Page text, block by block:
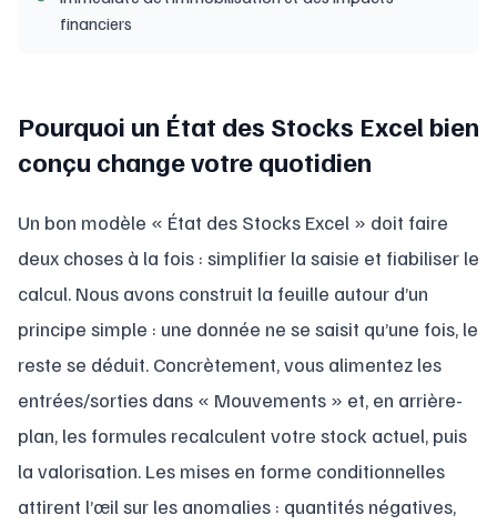
financiers
Pourquoi un État des Stocks Excel bien
conçu change votre quotidien
Un bon modèle « État des Stocks Excel » doit faire
deux choses à la fois : simplifier la saisie et fiabiliser le
calcul. Nous avons construit la feuille autour d’un
principe simple : une donnée ne se saisit qu’une fois, le
reste se déduit. Concrètement, vous alimentez les
entrées/sorties dans « Mouvements » et, en arrière-
plan, les formules recalculent votre stock actuel, puis
la valorisation. Les mises en forme conditionnelles
attirent l’œil sur les anomalies : quantités négatives,